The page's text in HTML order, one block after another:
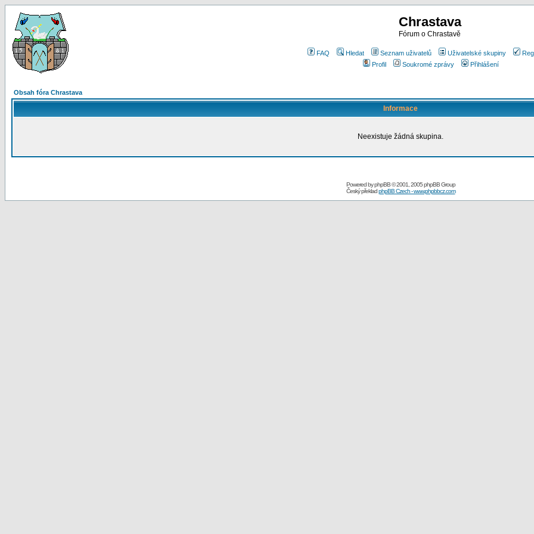
Chrastava
Fórum o Chrastavě
FAQ Hledat Seznam uživatelů Uživatelské skupiny
Profil
Soukromé zprávy Přihlášení
Obsah fóra Chrastava
Informace
Neexistuje žádná skupina.
Powered byphpBB© 2001, 2005 phpBB Group
Český překladphpBB Czech - www.phpbbcz.com